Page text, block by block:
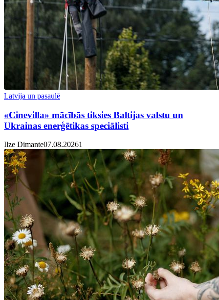
Latvija un pasaulē
«Cinevilla» mācībās tiksies Baltijas valstu un
Ukrainas enerģētikas speciālisti
Ilze Dimante07.08.20261